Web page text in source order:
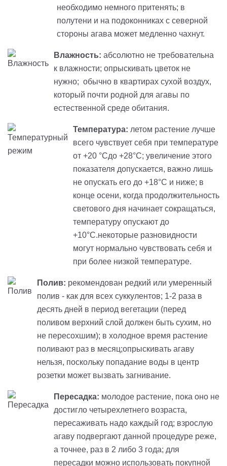
необходимо немного притенять; в
полутени и на подоконниках с северной
стороны агава может медленно чахнут.
Влажность: абсолютно не требовательна
к влажности; опрыскивать цветок не
нужно; обычно в квартирах сухой воздух,
который почти родной для агавы по
естественной среде обитания.
Температура: летом растение лучше
всего чувствует себя при температуре
от +20 °Cдо +28°C; увеличение этого
показателя допускается, важно лишь
не опускать его до +18°C и ниже; в
конце осени, когда продолжительность
светового дня начинает сокращаться,
температуру опускают до
+10°C.некоторые разновидности
могут нормально чувствовать себя и
при более низкой температуре.
Полив: рекомендован редкий или умеренный
полив - как для всех суккулентов; 1-2 раза в
десять дней в период вегетации (перед
поливом верхний слой должен быть сухим, но
не пересохшим); в холодное время растение
поливают раз в месяц;опрыскивать агаву
нельзя, поскольку попадание воды в центр
розетки может вызвать загнивание.
Пересадка: молодое растение, пока оно не
достигло четырехлетнего возраста,
пересаживать надо каждый год; взрослую
агаву подвергают данной процедуре реже,
а точнее, раз в 2 либо 3 года; для
пересадки можно использовать покупной